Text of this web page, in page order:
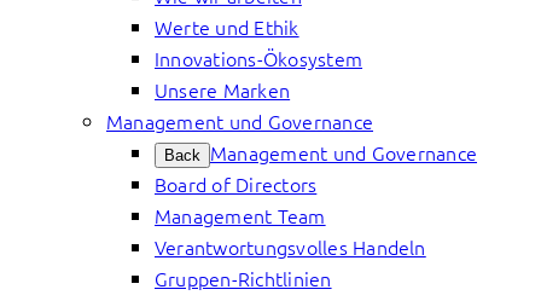
Werte und Ethik
Innovations-Ökosystem
Unsere Marken
Management und Governance
Back Management und Governance
Board of Directors
Management Team
Verantwortungsvolles Handeln
Gruppen-Richtlinien